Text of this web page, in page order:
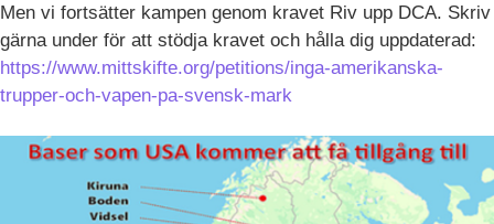
Men vi fortsätter kampen genom kravet Riv upp DCA. Skriv
gärna under för att stödja kravet och hålla dig uppdaterad:
https://www.mittskifte.org/petitions/inga-amerikanska-
trupper-och-vapen-pa-svensk-mark